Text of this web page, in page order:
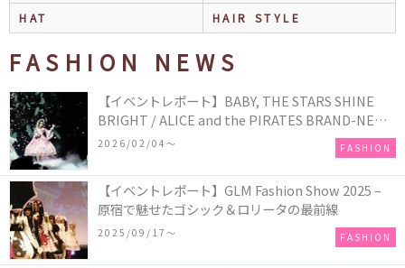
HAT
HAIR STYLE
FASHION NEWS
【イベントレポート】BABY, THE STARS SHINE
BRIGHT / ALICE and the PIRATES BRAND-NEW
COLLECTION in TOKYO
2026/02/04〜 FASHION
【イベントレポート】GLM Fashion Show 2025 –
原宿で魅せたゴシック＆ロリータの最前線
2025/09/17〜 FASHION